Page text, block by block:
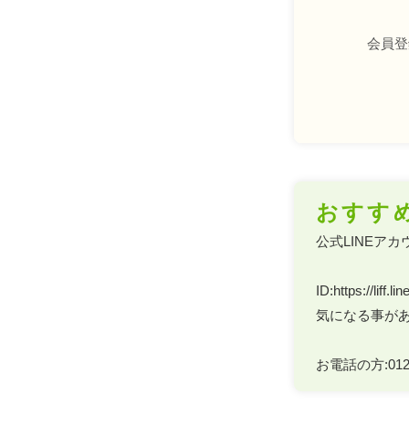
会員
おすす
公式LINEアカ
ID:https://
気になる事が
お電話の方